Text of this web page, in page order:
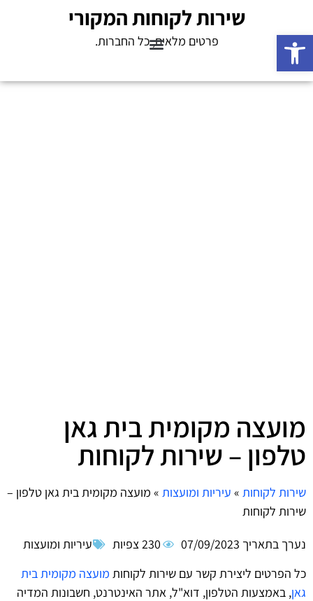
פתח סרגל נגישות
שירות לקוחות המקורי
פרטים מלאים, כל החברות.
מועצה מקומית בית גאן
טלפון – שירות לקוחות
שירות לקוחות » עיריות ומועצות » מועצה מקומית בית גאן טלפון –
שירות לקוחות
נערך בתאריך 07/09/2023 230 צפיות
עיריות ומועצות
כל הפרטים ליצירת קשר עם שירות לקוחות מועצה מקומית בית
גאן, באמצעות הטלפון, דוא"ל, אתר האינטרנט, חשבונות המדיה